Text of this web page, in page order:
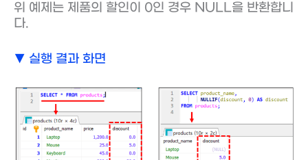
위 예제는 제품의 할인이 0인 경우 NULL을 반환합니
다.
▼ 실행 결과 화면